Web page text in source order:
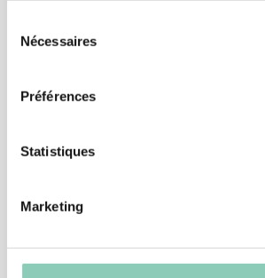
Nécessaires
Préférences
Statistiques
Marketing
SABOT
Produits